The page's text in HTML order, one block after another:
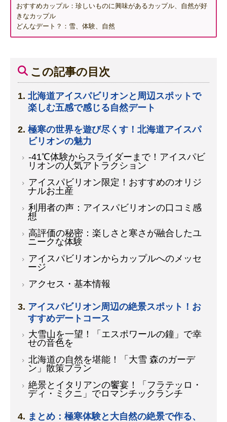
おすすめカップル：珍しいものに興味があるカップル、自然が好
きなカップル
どんなデート？：雪、体験、自然
この記事の目次
北海道アイスパビリオンと周辺スポットで
楽しむ五感で感じる自然デート
極寒の世界を遊び尽くす！北海道アイスパ
ビリオンの魅力
-41℃体験からスライダーまで！アイスパビ
リオンの人気アトラクション
アイスパビリオン限定！おすすめのオリジ
ナルお土産
利用者の声：アイスパビリオンの口コミ感
想
高評価の秘密：楽しさと寒さが融合したユ
ニークな体験
アイスパビリオンからカップルへのメッセ
ージ
アクセス・基本情報
アイスパビリオン周辺の絶景スポット！お
すすめデートコース
大雪山を一望！「エスポワールの鐘」で幸
せの音色を
北海道の自然を堪能！「大雪 森のガーデ
ン」散策プラン
絶景とイタリアンの饗宴！「フラテッロ・
ディ・ミクニ」でロマンチックランチ
まとめ：極寒体験と大自然の絶景で作る、